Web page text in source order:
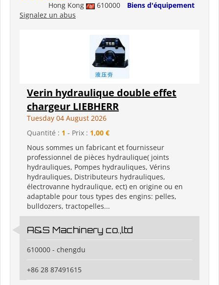
Hong Kong 610000
Biens d'équipement
Signalez un abus
Verin hydraulique double effet
chargeur LIEBHERR
Tuesday 04 August 2026
Quantité : 1 - Prix : 1,00 €
Nous sommes un fabricant et fournisseur
professionnel de pièces hydraulique( joints
hydrauliques, Pompes hydrauliques, Vérins
hydrauliques, Distributeurs hydrauliques,
électrovanne hydraulique, ect) en origine ou en
adaptable pour tous types des engins: pelles,
bulldozers, tractopelles...
A&S Machinery co.,ltd
610000 - chengdu
+86 28 87491615